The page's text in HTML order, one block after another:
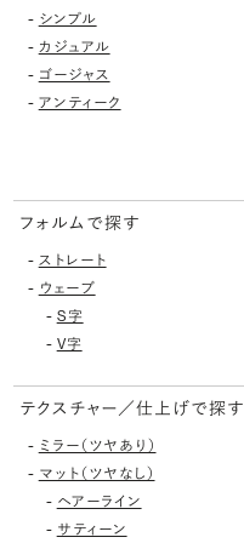
- シンプル
- カジュアル
- ゴージャス
- アンティーク
フォルムで探す
- ストレート
- ウェーブ
- S字
- V字
テクスチャー／仕上げで探す
- ミラー（ツヤあり）
- マット（ツヤなし）
- ヘアーライン
- サティーン